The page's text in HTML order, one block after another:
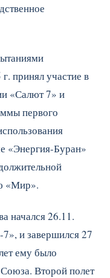
принял участие в
«Салют 7» и
первого
«Энергия-Буран»
«Мир».
начался 26.11.
и завершился 27
ему было
Второй полет